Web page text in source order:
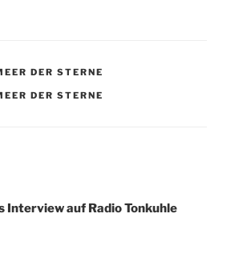
DER STERNE
DER STERNE
Interview auf Radio Tonkuhle